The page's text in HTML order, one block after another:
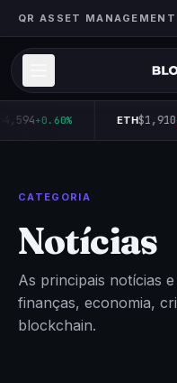
QR ASSET MANAGEMENT
+0.60% ETH$1,910
CATEGORIA
Notícias
As principais notícias
finanças, economia,
blockchain.